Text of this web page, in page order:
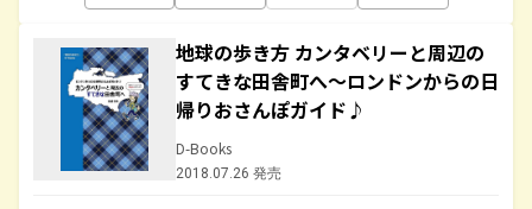
地球の歩き方 カンタベリーと周辺の
すてきな田舎町へ～ロンドンからの日
帰りおさんぽガイド♪
D-Books
2018.07.26 発売